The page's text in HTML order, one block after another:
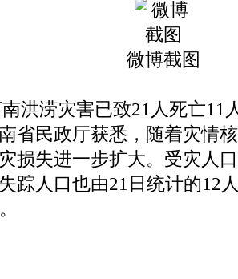
微博截图
南洪涝灾害已致21人死亡11
省民政厅获悉，随着灾情
损失进一步扩大。受灾人
踪人口也由21日统计的12